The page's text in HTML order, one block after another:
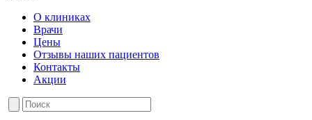
О клиниках
Врачи
Цены
Отзывы наших пациентов
Контакты
Акции